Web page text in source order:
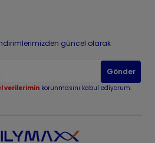
güncel olarak
Gönder
verilerimin korunmasını kabul ediyorum.